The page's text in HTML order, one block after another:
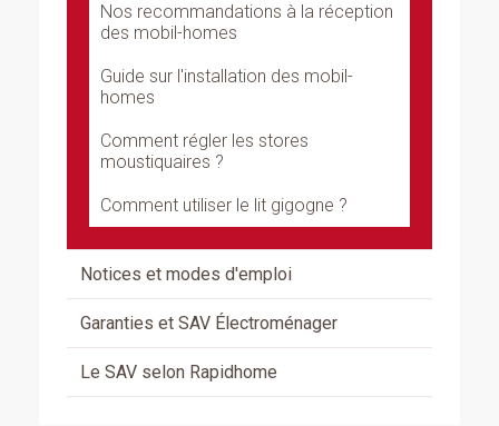
Nos recommandations à la réception
des mobil-homes
Guide sur l'installation des mobil-
homes
Comment régler les stores
moustiquaires ?
Comment utiliser le lit gigogne ?
Notices et modes d'emploi
Garanties et SAV Électroménager
Le SAV selon Rapidhome